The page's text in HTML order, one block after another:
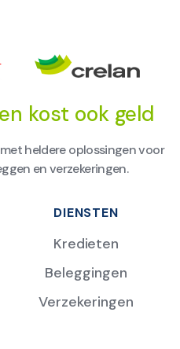
kost ook geld
heldere oplossingen voor
en verzekeringen.
DIENSTEN
Kredieten
Beleggingen
Verzekeringen